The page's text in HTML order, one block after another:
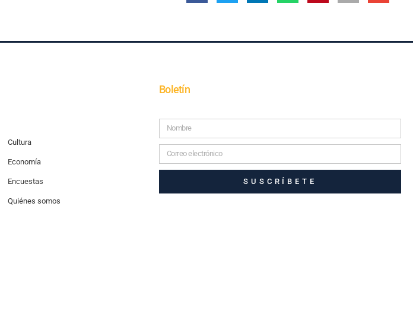
Cultura
Economía
Encuestas
Quiénes somos
Boletín
SUSCRÍBETE